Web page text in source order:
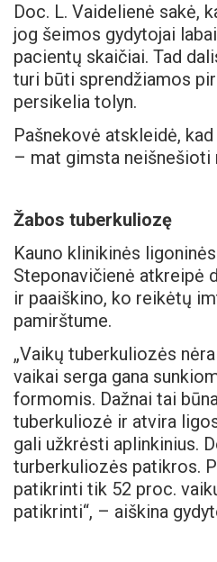
Doc. L. Vaidelienė sakė,
jog šeimos gydytojai
pacientų skaičiai. Tad
turi būti sprendžiamos
persikelia tolyn.
Pašnekovė atskleidė,
– mat gimsta neišnešioti
Žabos tuberkuliozę
Kauno klinikinės
Steponavičienė atkreipė
ir paaiškino, ko reikėtų
pamirštume.
„Vaikų tuberkuliozės
vaikai serga gana
formomis. Dažnai tai
tuberkuliozė ir atvira
gali užkrėsti aplinkinius.
turberkuliozės patikros.
patikrinti tik 52 proc.
patikrinti“, – aiškina